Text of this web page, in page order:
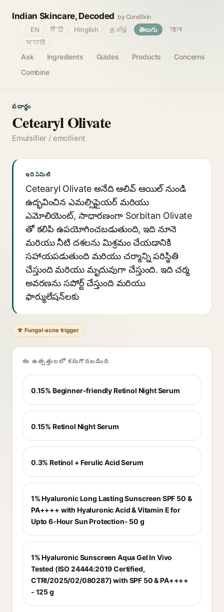
Indian Skincare, Decoded by CureSkin
Ask Ingredients Guides Products
Concerns
Combine
EN हिंदी Hinglish தமிழ் తెలుగు
বাংলা
मराठी
పదార్థం
Cetearyl Olivate
Emulsifier / emollient
ఇది ఏమిటి
Cetearyl Olivate అనేది ఆలివ్ ఆయిల్ నుండి
ఉద్భవించిన ఎమల్సిఫైయర్ మరియు
ఎమోలియెంట్, సాధారణంగా Sorbitan Olivate
తో కలిపి ఉపయోగించబడుతుంది, ఇది నూనె
మరియు నీటి దశలను మిశ్రమం చేయడానికి
సహాయపడుతుంది మరియు చర్మాన్ని పరిస్థితి
చేస్తుంది మరియు మృదువుగా చేస్తుంది. ఇది చర్మ
అవరణను సపోర్ట్ చేస్తుంది మరియు
ఫార్ములేషన్‌లకు
🍄 Fungal-acne trigger
ఈ ఉత్పత్తులలో కనుగొనబడింది
0.15% Beginner-friendly Retinol Night Serum
0.15% Retinol Night Serum
0.3% Retinol + Ferulic Acid Serum
1% Hyaluronic Long Lasting Sunscreen SPF 50 &
PA++++ with Hyaluronic Acid & Vitamin E for
Upto 6-Hour Sun Protection- 50 g
1% Hyaluronic Sunscreen Aqua Gel In Vivo
Tested (ISO 24444:2019 Certified,
CTRI/2025/02/080287) with SPF 50 & PA++++
- 125 g